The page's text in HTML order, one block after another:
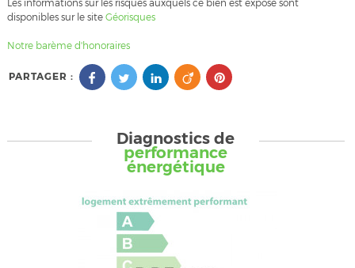
Les informations sur les risques auxquels ce bien est exposé sont
disponibles sur le site Géorisques
Notre barème d'honoraires
PARTAGER :
Diagnostics de
performance
énergétique